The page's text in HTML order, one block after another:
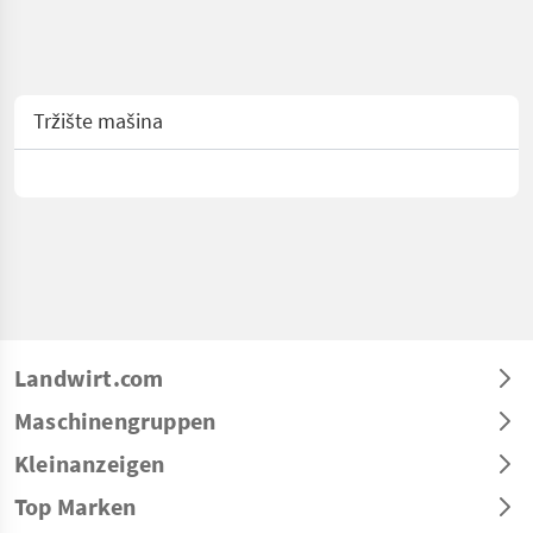
Tržište mašina
Landwirt.com
Maschinengruppen
Kleinanzeigen
Top Marken